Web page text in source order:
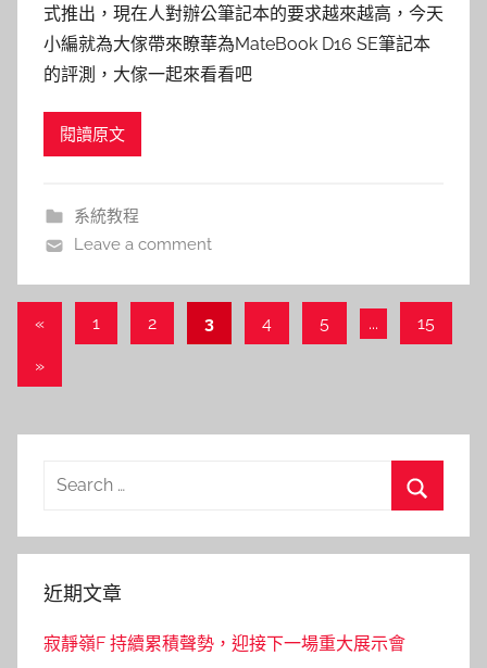
式推出，現在人對辦公筆記本的要求越來越高，今天
小編就為大傢帶來瞭華為MateBook D16 SE筆記本
的評測，大傢一起來看看吧
閱讀原文
系統教程
Leave a comment
文
章
覽
«Previous
1 2 3 4 5 ... 15
Next
»
Search
近期文章
寂靜嶺F 持續累積聲勢，迎接下一場重大展示會